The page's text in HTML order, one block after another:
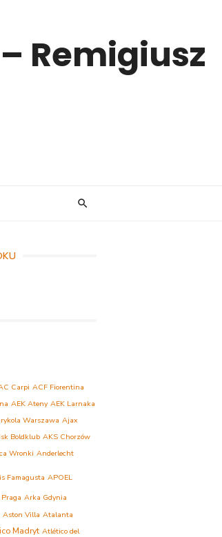
Remigiusz
Carpi ACF Fiorentina
AEK Ateny AEK Larnaka
Warszawa Ajax
Boldklub AKS Chorzów
Wronki Anderlecht
Famagusta APOEL
Arka Gdynia
Aston Villa Atalanta
Madryt Atlético del